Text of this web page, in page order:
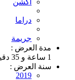
أكشن
دراما
جريمة
مدة العرض :
1 ساعة و 35 دقيقة
سنة العرض :
2019